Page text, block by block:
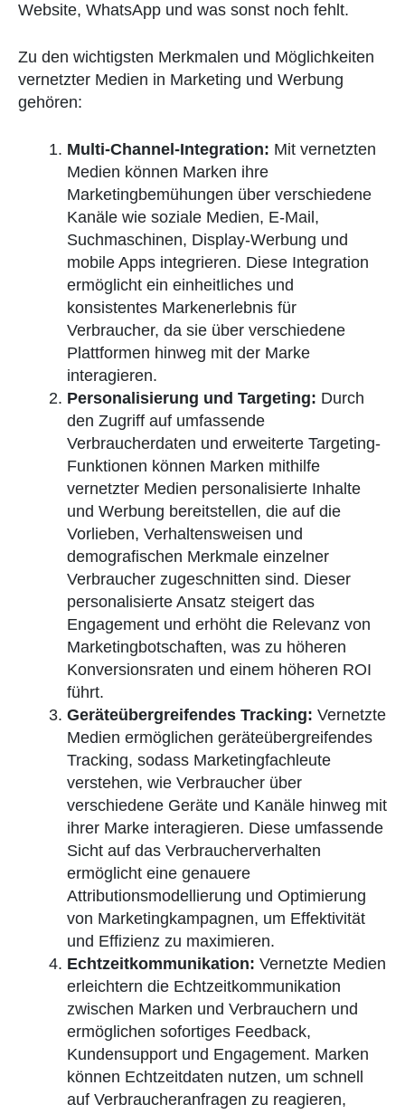
Website, WhatsApp und was sonst noch fehlt.
Zu den wichtigsten Merkmalen und Möglichkeiten
vernetzter Medien in Marketing und Werbung
gehören:
Multi-Channel-Integration: Mit vernetzten
Medien können Marken ihre
Marketingbemühungen über verschiedene
Kanäle wie soziale Medien, E-Mail,
Suchmaschinen, Display-Werbung und
mobile Apps integrieren. Diese Integration
ermöglicht ein einheitliches und
konsistentes Markenerlebnis für
Verbraucher, da sie über verschiedene
Plattformen hinweg mit der Marke
interagieren.
Personalisierung und Targeting: Durch
den Zugriff auf umfassende
Verbraucherdaten und erweiterte Targeting-
Funktionen können Marken mithilfe
vernetzter Medien personalisierte Inhalte
und Werbung bereitstellen, die auf die
Vorlieben, Verhaltensweisen und
demografischen Merkmale einzelner
Verbraucher zugeschnitten sind. Dieser
personalisierte Ansatz steigert das
Engagement und erhöht die Relevanz von
Marketingbotschaften, was zu höheren
Konversionsraten und einem höheren ROI
führt.
Geräteübergreifendes Tracking: Vernetzte
Medien ermöglichen geräteübergreifendes
Tracking, sodass Marketingfachleute
verstehen, wie Verbraucher über
verschiedene Geräte und Kanäle hinweg mit
ihrer Marke interagieren. Diese umfassende
Sicht auf das Verbraucherverhalten
ermöglicht eine genauere
Attributionsmodellierung und Optimierung
von Marketingkampagnen, um Effektivität
und Effizienz zu maximieren.
Echtzeitkommunikation: Vernetzte Medien
erleichtern die Echtzeitkommunikation
zwischen Marken und Verbrauchern und
ermöglichen sofortiges Feedback,
Kundensupport und Engagement. Marken
können Echtzeitdaten nutzen, um schnell
auf Verbraucheranfragen zu reagieren,